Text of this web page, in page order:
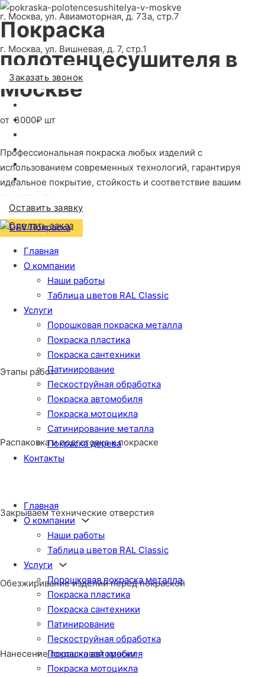
г. Москва, ул. Авиамоторная, д. 73а, стр.7
г. Москва, ул. Вишневая, д. 7, стр.1
Заказать звонок
Оставить заявку
Главная
О компании
Наши работы
Таблица цветов RAL Classic
Услуги
Порошковая покраска металла
Покраска пластика
Покраска сантехники
Патинирование
Пескоструйная обработка
Покраска автомобиля
Покраска мотоцикла
Сатинирование металла
Покраска дерева
Контакты
Главная
О компании
Наши работы
Таблица цветов RAL Classic
Услуги
Порошковая покраска металла
Покраска пластика
Покраска сантехники
Патинирование
Пескоструйная обработка
Покраска автомобиля
Покраска мотоцикла
Покраска
полотенцесушителя в
Москве
от 3000₽ шт
Профессиональная покраска любых изделий с
использованием современных технологий, гарантируя
идеальное покрытие, стойкость и соответствие вашим
пожеланиям
Сделать заказ
Этапы работ
Распаковка и подготовка к покраске
Закрываем технические отверстия
Обезжиривание изделий перед покраской
Нанесение порошковой краски